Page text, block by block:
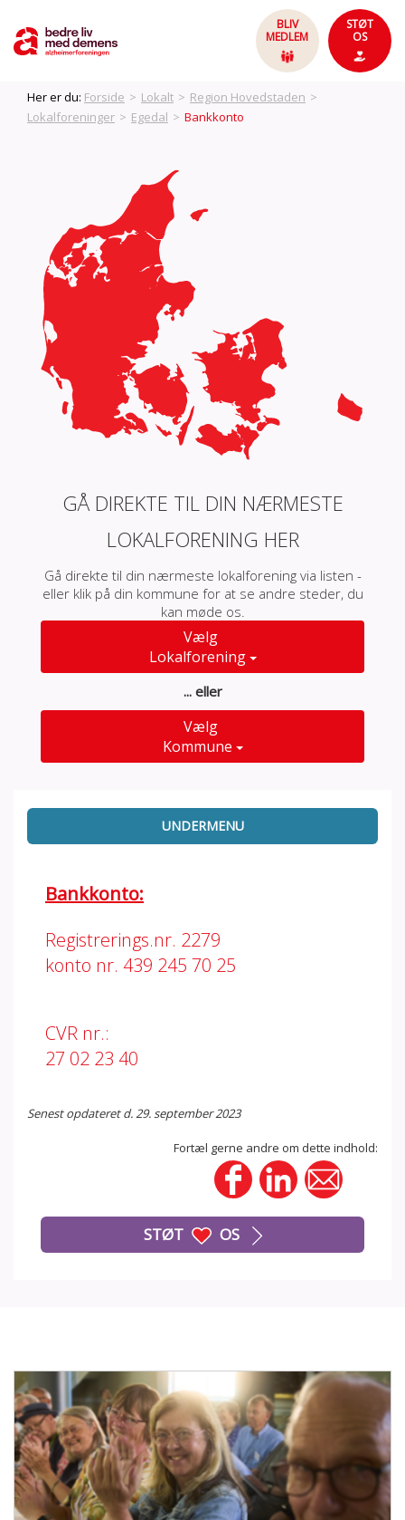
BLIV
MEDLEM
STØT
OS
Her er du: Forside > Lokalt > Region Hovedstaden >
Lokalforeninger > Egedal > Bankkonto
GÅ DIREKTE TIL DIN NÆRMESTE
LOKALFORENING HER
Gå direkte til din nærmeste lokalforening via listen -
eller klik på din kommune for at se andre steder, du
kan møde os.
Vælg
Lokalforening
... eller
Vælg
Kommune
UNDERMENU
Bankkonto:
Registrerings.nr. 2279
konto nr. 439 245 70 25
CVR nr.:
27 02 23 40
Senest opdateret d. 29. september 2023
Fortæl gerne andre om dette indhold:
STØT OS